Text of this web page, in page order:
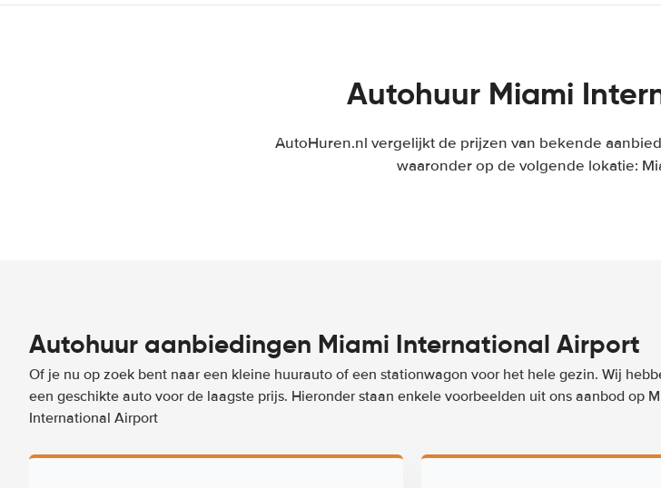
Autohuur Miami
AutoHuren.nl vergelijkt de prijzen van bekende
waaronder op de volgende lokatie:
Autohuur aanbiedingen Miami International Airport
Of je nu op zoek bent naar een kleine huurauto of een stationwagon voor het hele gezin. Wij
een geschikte auto voor de laagste prijs. Hieronder staan enkele voorbeelden uit ons aanbod op
International Airport